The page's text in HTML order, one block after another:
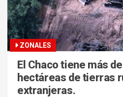
ZONALES
El Chaco tiene más
hectáreas de tierras
extranjeras.